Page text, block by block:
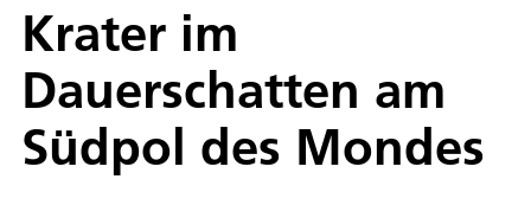
Krater im
Dauerschatten am
Südpol des Mondes